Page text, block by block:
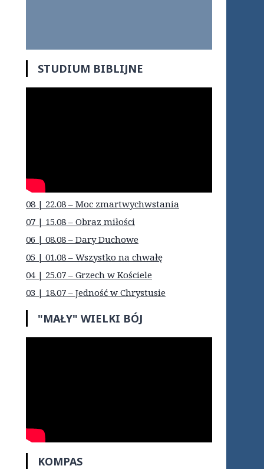
STUDIUM BIBLIJNE
08 | 22.08 – Moc zmartwychwstania
07 | 15.08 – Obraz miłości
06 | 08.08 – Dary Duchowe
05 | 01.08 – Wszystko na chwałę
04 | 25.07 – Grzech w Kościele
03 | 18.07 – Jedność w Chrystusie
"MAŁY" WIELKI BÓJ
KOMPAS